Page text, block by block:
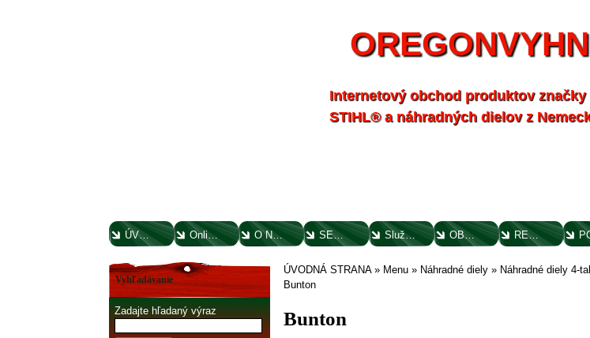
Internetový obchod produktov značky
STIHL® a náhradných dielov z
ÚVODNÁ STRANA Online parts katalógy O NÁS SERVIS Služby - záhrada OBCHODNÉ PODMIENKY REKLAMAČNÝ PORIADOK
Vyhľadávanie
Zadajte hľadaný výraz
ÚVODNÁ STRANA» Menu » Náhradné diely » Náhradné diely 4-
Bunton
Bunton